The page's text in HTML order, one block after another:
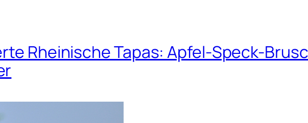
Rheinische Tapas: Apfel-Speck-